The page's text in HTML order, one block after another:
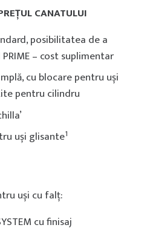
CANATULUI
posibilitatea de a
– cost suplimentar
cu blocare pentru uși
pentru cilindru
uși glisante1
uși cu falț:
cu finisaj